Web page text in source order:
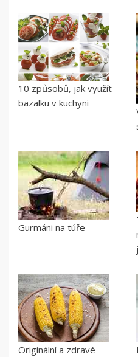
10 způsobů, jak využít
bazalku v kuchyni
Gurmáni na túře
Originální a zdravé